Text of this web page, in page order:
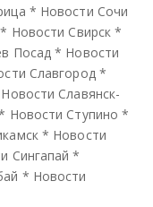
* Новости Сочи
* Новости Свирск *
Посад * Новости
Славгород *
Новости Славянск-
Новости Ступино *
* Новости
Сингапай *
* Новости